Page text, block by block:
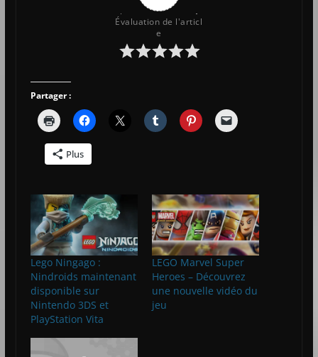
Évaluation de l'articl
e
Partager :
Plus
Lego Ningago :
Nindroids maintenant
disponible sur
Nintendo 3DS et
PlayStation Vita
LEGO Marvel Super
Heroes – Découvrez
une nouvelle vidéo du
jeu